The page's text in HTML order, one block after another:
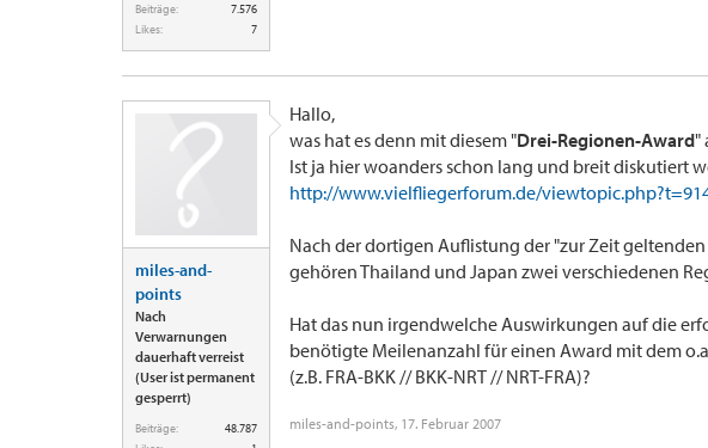
Beiträge:
7.576
Likes:
7
miles-and-
points
Nach
Verwarnungen
dauerhaft verreist
(User ist permanent
gesperrt)
Beiträge:
48.787
Hallo,
was hat es denn mit diesem "Drei-Regionen-Award"
Ist ja hier woanders schon lang und breit diskutiert
http://www.vielfliegerforum.de/
Nach der dortigen Auflistung der "zur Zeit
gehören Thailand und Japan zwei verschiedenen
Hat das nun irgendwelche Auswirkungen auf die
benötigte Meilenanzahl für einen Award mit dem
(z.B. FRA-BKK // BKK-NRT // NRT-FRA)?
miles-and-points, 17. Februar 2007